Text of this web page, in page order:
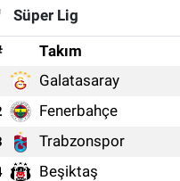
Süper Lig
Takım
Galatasaray
Fenerbahçe
Trabzonspor
Beşiktaş